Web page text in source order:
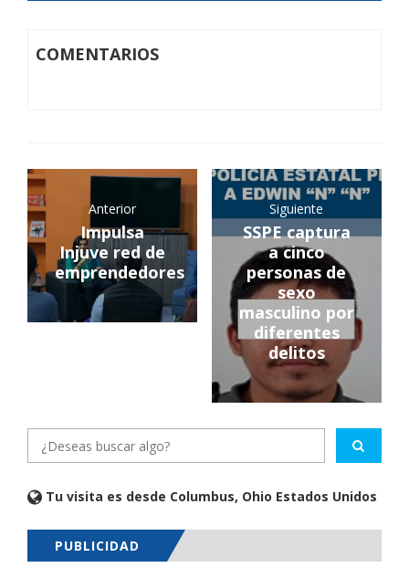
COMENTARIOS
Anterior
Impulsa
Injuve red de
emprendedores
Siguiente
SSPE captura
a cinco
personas de
sexo
masculino por
diferentes
delitos
Tu visita es desde Columbus, Ohio Estados Unidos
PUBLICIDAD